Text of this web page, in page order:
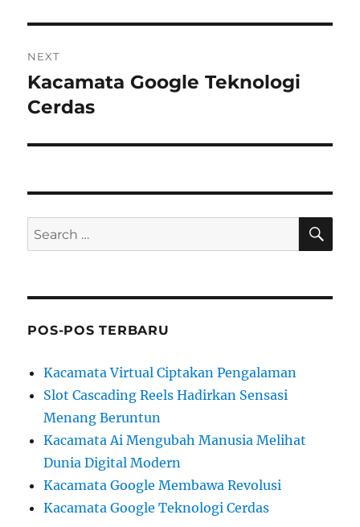
NEXT
Next
post:
Kacamata Google Teknologi
Cerdas
Search
for:
POS-POS TERBARU
Kacamata Virtual Ciptakan Pengalaman
Slot Cascading Reels Hadirkan Sensasi
Menang Beruntun
Kacamata Ai Mengubah Manusia Melihat
Dunia Digital Modern
Kacamata Google Membawa Revolusi
Kacamata Google Teknologi Cerdas